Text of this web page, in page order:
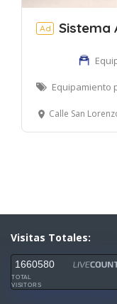
Ad Sistema
Equipamiento
Calle San
Visitas Totales:
1660580
TOTAL
VISITORS